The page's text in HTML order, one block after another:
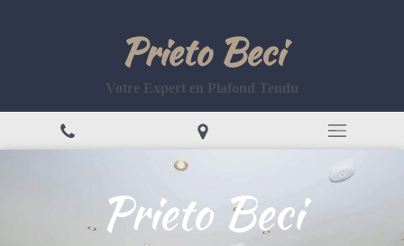
Prieto Beci
Votre Expert en Plafond Tendu
Prieto Beci